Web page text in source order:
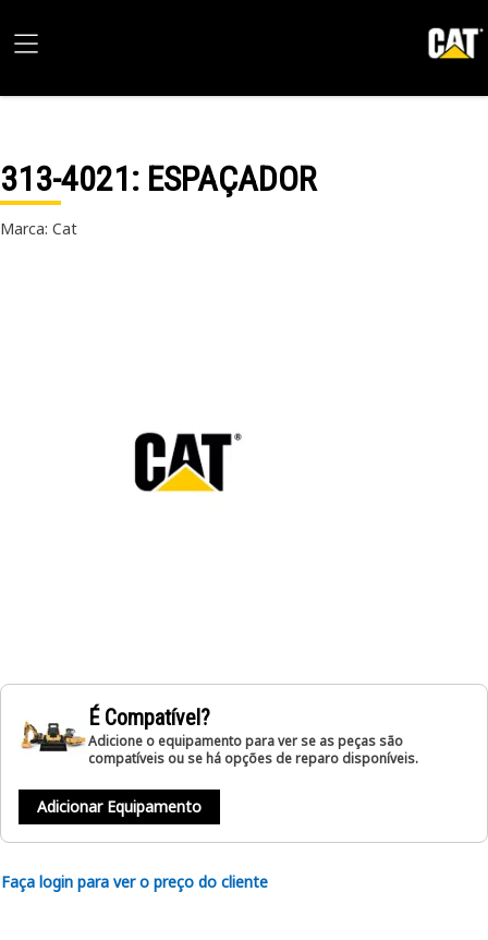
313-4021: ESPAÇADOR
Marca: Cat
É Compatível?
Adicione o equipamento para ver se as peças são
compatíveis ou se há opções de reparo disponíveis.
Adicionar Equipamento
Faça login para ver o preço do cliente